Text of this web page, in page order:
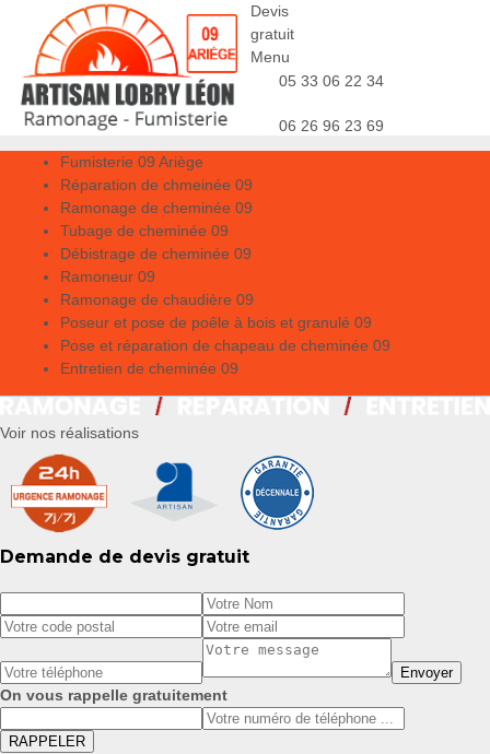
Devis
gratuit
Menu
05 33 06 22 34
06 26 96 23 69
Fumisterie 09 Ariège
Réparation de chmeinée 09
Ramonage de cheminée 09
Tubage de cheminée 09
Débistrage de cheminée 09
Ramoneur 09
Ramonage de chaudière 09
Poseur et pose de poêle à bois et granulé 09
Pose et réparation de chapeau de cheminée 09
Entretien de cheminée 09
Voir nos réalisations
Demande de devis gratuit
On vous rappelle gratuitement